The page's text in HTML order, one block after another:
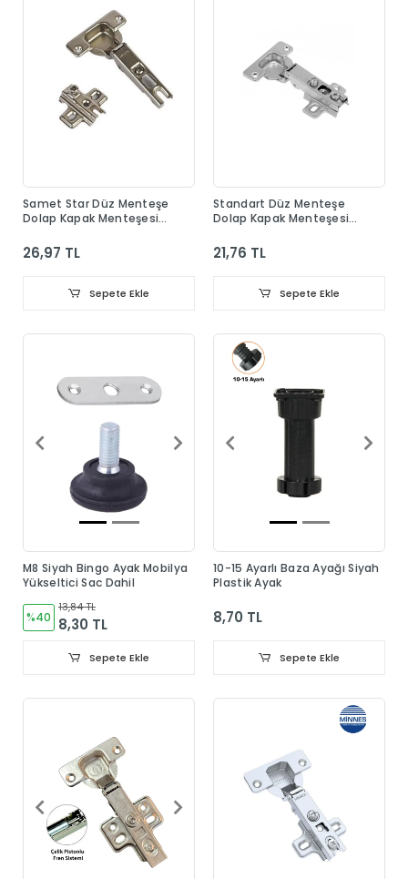
Samet Star Düz Menteşe
Dolap Kapak Menteşesi
26,97 TL
Sepete Ekle
Standart Düz Menteşe
Dolap Kapak Menteşesi
21,76 TL
Sepete Ekle
M8 Siyah Bingo Ayak Mobilya
Yükseltici Sac Dahil
%40
13,84 TL
8,30 TL
Sepete Ekle
10-15 Ayarlı Baza Ayağı Siyah
Plastik Ayak
8,70 TL
Sepete Ekle